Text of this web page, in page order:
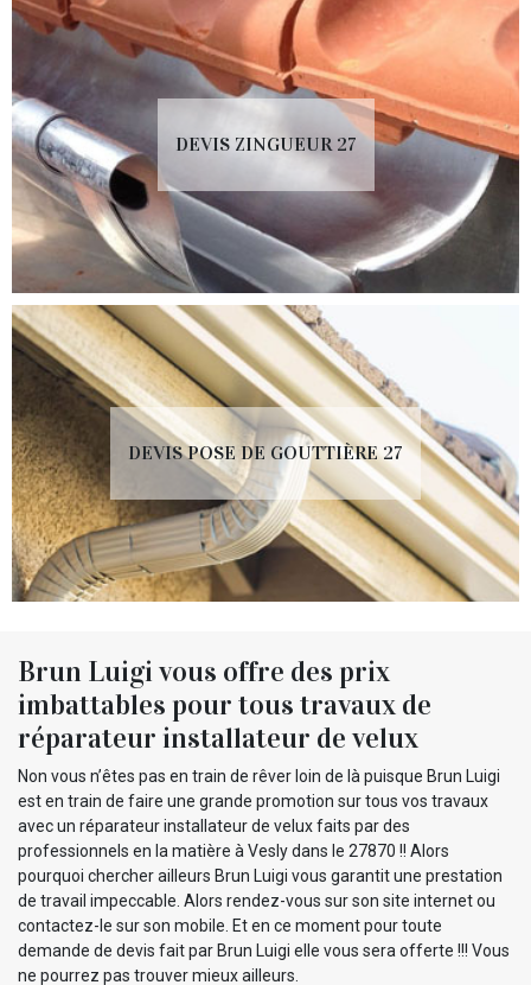
DEVIS ZINGUEUR 27
DEVIS POSE DE GOUTTIÈRE 27
Brun Luigi vous offre des prix
imbattables pour tous travaux de
réparateur installateur de velux
Non vous n’êtes pas en train de rêver loin de là puisque Brun Luigi
est en train de faire une grande promotion sur tous vos travaux
avec un réparateur installateur de velux faits par des
professionnels en la matière à Vesly dans le 27870 !! Alors
pourquoi chercher ailleurs Brun Luigi vous garantit une prestation
de travail impeccable. Alors rendez-vous sur son site internet ou
contactez-le sur son mobile. Et en ce moment pour toute
demande de devis fait par Brun Luigi elle vous sera offerte !!! Vous
ne pourrez pas trouver mieux ailleurs.